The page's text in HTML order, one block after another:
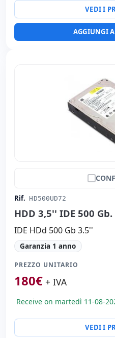
VEDI I
AGGIUNGI
Rif. HD500UD72
HDD 3,5'' IDE 500
IDE HDd 500 Gb 3.5''
Garanzia 1 anno
PREZZO UNITARIO
180€ + IVA
Receive on martedì 11-08-
VEDI I